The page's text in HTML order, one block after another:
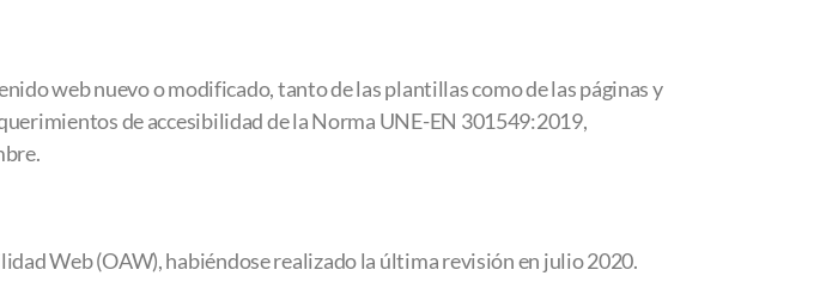
web nuevo o modificado, tanto de las plantillas como de las páginas y
de accesibilidad de la Norma UNE-EN 301549:2019,
Web (OAW), habiéndose realizado la última revisión en julio 2020.